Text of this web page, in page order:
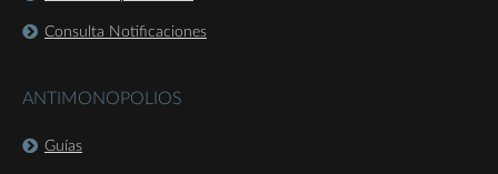
Consulta Notificaciones
ANTIMONOPOLIOS
Guías